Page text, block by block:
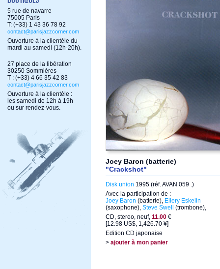
5 rue de navarre
75005 Paris
T: (+33) 1 43 36 78 92
contact@parisjazzcorner.com
Ouverture à la clientèle du
mardi au samedi (12h-20h).
27 place de la libération
30250 Sommières
T : (+33) 4 66 35 42 83
contact@parisjazzcorner.com
Ouverture à la clientèle :
les samedi de 12h à 19h
ou sur rendez-vous.
Joey Baron (batterie)
"Crackshot"
Disk union 1995 (réf. AVAN 059 .)
Avec la participation de :
Joey Baron (batterie), Ellery Eskelin
(saxophone), Steve Swell
(trombone),
CD, stereo, neuf, 11.00 €
[12.98 US$, 1,426.70 ¥]
Edition CD japonaise
> ajouter à mon panier